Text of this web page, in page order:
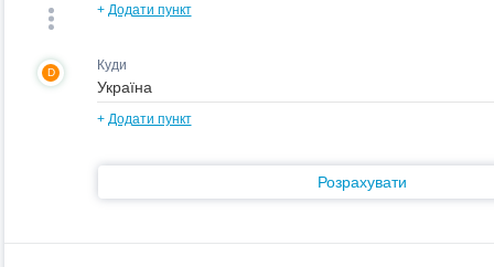
+ Додати пункт
D Куди
+ Додати пункт
Розрахувати